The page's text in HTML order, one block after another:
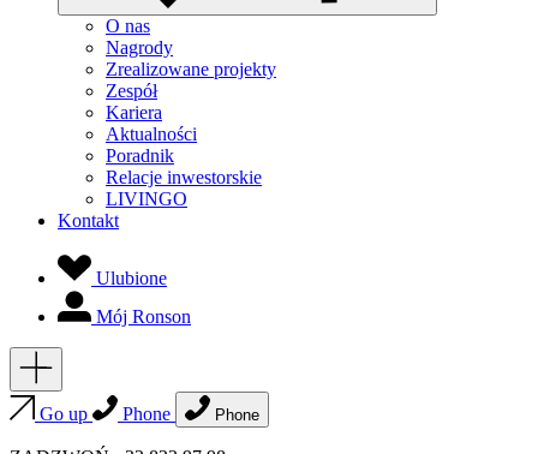
O nas
Nagrody
Zrealizowane projekty
Zespół
Kariera
Aktualności
Poradnik
Relacje inwestorskie
LIVINGO
Kontakt
Ulubione
Mój Ronson
Go up Phone Phone